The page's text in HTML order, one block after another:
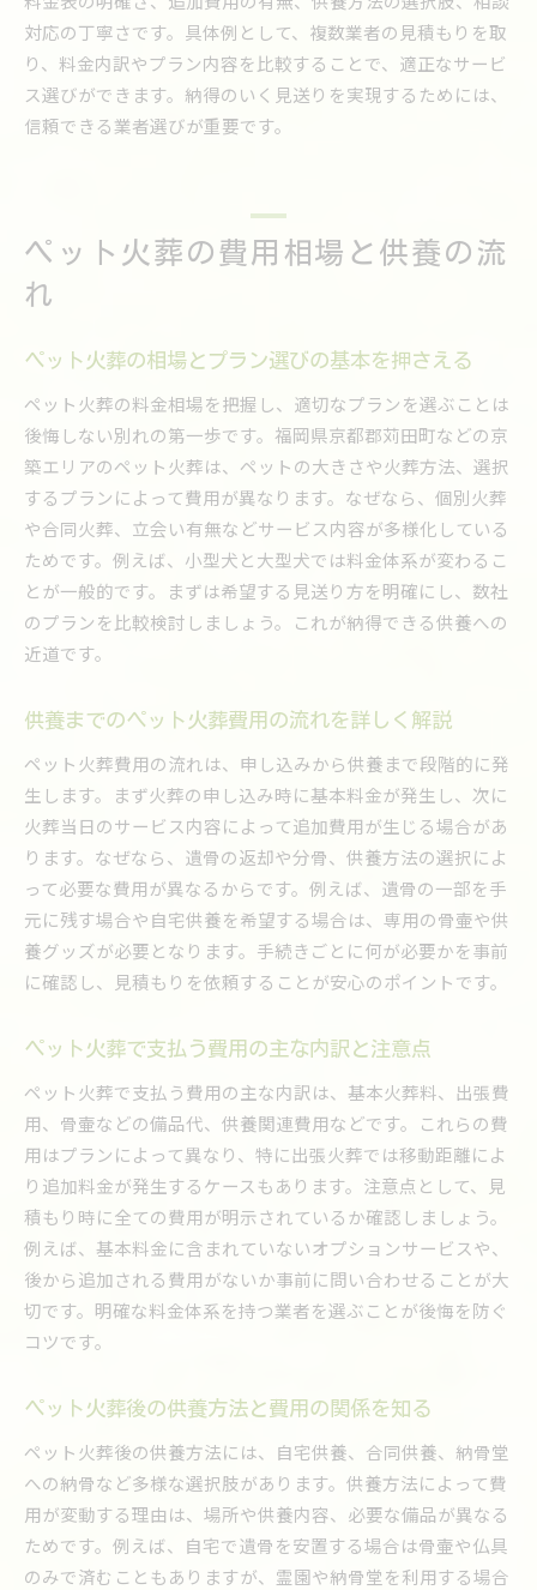
対応の丁寧さです。具体例として、複数業者の見積もりを取
り、料金内訳やプラン内容を比較することで、適正なサービ
ス選びができます。納得のいく見送りを実現するためには、
信頼できる業者選びが重要です。
ペット火葬の費用相場と供養の流
れ
ペット火葬の相場とプラン選びの基本を押さえる
ペット火葬の料金相場を把握し、適切なプランを選ぶことは
後悔しない別れの第一歩です。福岡県京都郡苅田町などの京
築エリアのペット火葬は、ペットの大きさや火葬方法、選択
するプランによって費用が異なります。なぜなら、個別火葬
や合同火葬、立会い有無などサービス内容が多様化している
ためです。例えば、小型犬と大型犬では料金体系が変わるこ
とが一般的です。まずは希望する見送り方を明確にし、数社
のプランを比較検討しましょう。これが納得できる供養への
近道です。
供養までのペット火葬費用の流れを詳しく解説
ペット火葬費用の流れは、申し込みから供養まで段階的に発
生します。まず火葬の申し込み時に基本料金が発生し、次に
火葬当日のサービス内容によって追加費用が生じる場合があ
ります。なぜなら、遺骨の返却や分骨、供養方法の選択によ
って必要な費用が異なるからです。例えば、遺骨の一部を手
元に残す場合や自宅供養を希望する場合は、専用の骨壷や供
養グッズが必要となります。手続きごとに何が必要かを事前
に確認し、見積もりを依頼することが安心のポイントです。
ペット火葬で支払う費用の主な内訳と注意点
ペット火葬で支払う費用の主な内訳は、基本火葬料、出張費
用、骨壷などの備品代、供養関連費用などです。これらの費
用はプランによって異なり、特に出張火葬では移動距離によ
り追加料金が発生するケースもあります。注意点として、見
積もり時に全ての費用が明示されているか確認しましょう。
例えば、基本料金に含まれていないオプションサービスや、
後から追加される費用がないか事前に問い合わせることが大
切です。明確な料金体系を持つ業者を選ぶことが後悔を防ぐ
コツです。
ペット火葬後の供養方法と費用の関係を知る
ペット火葬後の供養方法には、自宅供養、合同供養、納骨堂
への納骨など多様な選択肢があります。供養方法によって費
用が変動する理由は、場所や供養内容、必要な備品が異なる
ためです。例えば、自宅で遺骨を安置する場合は骨壷や仏具
のみで済むこともありますが、霊園や納骨堂を利用する場合